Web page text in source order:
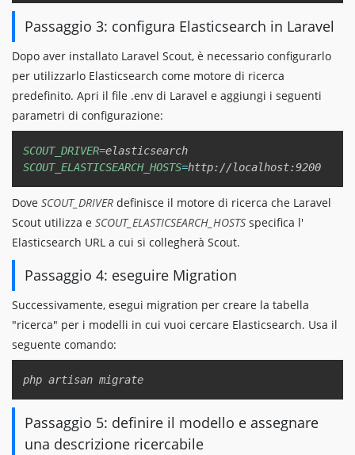
Passaggio 3: configura Elasticsearch in Laravel
Dopo aver installato Laravel Scout, è necessario configurarlo
per utilizzarlo Elasticsearch come motore di ricerca
predefinito. Apri il file .env di Laravel e aggiungi i seguenti
parametri di configurazione:
SCOUT_DRIVER=
SCOUT_ELASTICSEARCH_HOSTS=
Dove SCOUT_DRIVER definisce il motore di ricerca che Laravel
Scout utilizza e SCOUT_ELASTICSEARCH_HOSTS specifica l'
Elasticsearch URL a cui si collegherà Scout.
Passaggio 4: eseguire Migration
Successivamente, esegui migration per creare la tabella
"ricerca" per i modelli in cui vuoi cercare Elasticsearch. Usa il
seguente comando:
Passaggio 5: definire il modello e assegnare
una descrizione ricercabile